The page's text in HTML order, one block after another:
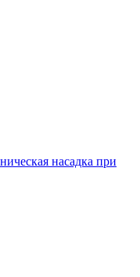
насадка при